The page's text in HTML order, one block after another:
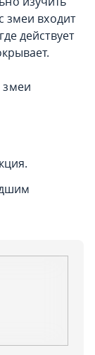
змеи входит
действует
змеи